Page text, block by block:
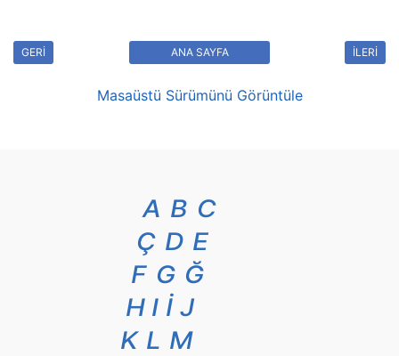
GERİ İLERİ
ANA SAYFA
Masaüstü Sürümünü Görüntüle
A B C
Ç D E
F G Ğ
H I İ J
K L M